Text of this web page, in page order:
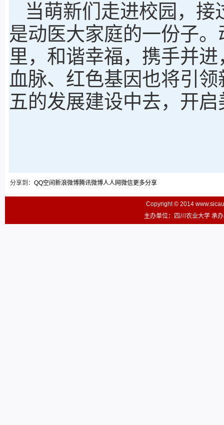
当萌新们走进校园，
是动医大家庭的一份子
里，和谐幸福，携手并
血脉、红色基因也将引
五的发展建设中去，开
分享到： QQ空间 新浪微博腾讯微博人人网微信更多分享
Copyright © 2014
主办单位：四川农业大学 承